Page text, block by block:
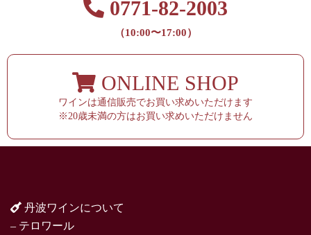
0771-82-2003
（10:00〜17:00）
ONLINE SHOP
ワインは通信販売でお買い求めいただけます
※20歳未満の方はお買い求めいただけません
丹波ワインについて
– テロワール